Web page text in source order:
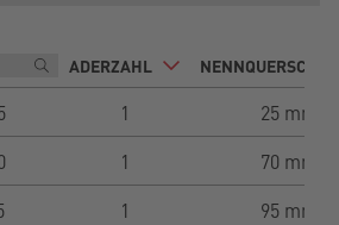
ADERZAHL
1
25 mm²
1
70 mm²
1
95 mm²